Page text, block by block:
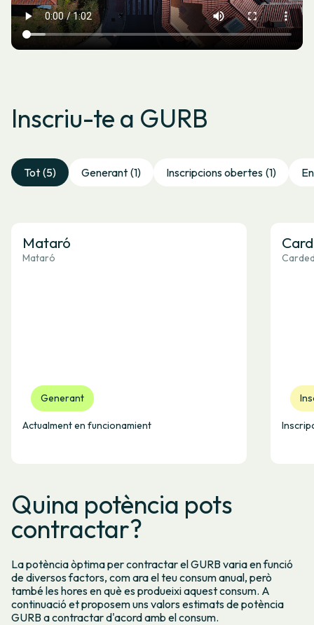
Inscriu-te a GURB
Tot (5) Generant (1) Inscripcions obertes (1)
Mataró
Mataró
Generant
Actualment en funcionamient
Quina potència pots
contractar?
La potència òptima per contractar el GURB varia en funció
de diversos factors, com ara el teu consum anual, però
també les hores en què es produeixi aquest consum. A
continuació et proposem uns valors estimats de potència
GURB a contractar d'acord amb el consum.